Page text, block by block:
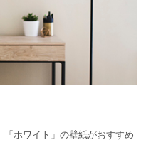
ホワイト」の壁紙がおすすめ